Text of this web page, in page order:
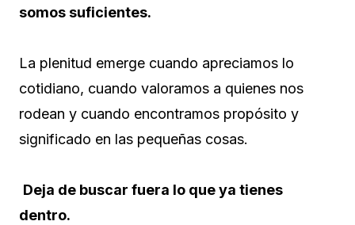
somos suficientes.
La plenitud emerge cuando apreciamos lo
cotidiano, cuando valoramos a quienes nos
rodean y cuando encontramos propósito y
significado en las pequeñas cosas.
Deja de buscar fuera lo que ya tienes
dentro.